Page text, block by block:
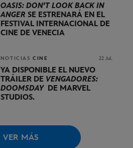
OASIS: DON'T LOOK BACK IN
ANGER SE ESTRENARÁ EN EL
FESTIVAL INTERNACIONAL DE
CINE DE VENECIA
NOTICIAS CINE 22 Jul.
YA DISPONIBLE EL NUEVO
TRÁILER DE VENGADORES:
DOOMSDAYDE MARVEL
STUDIOS.
VER MÁS